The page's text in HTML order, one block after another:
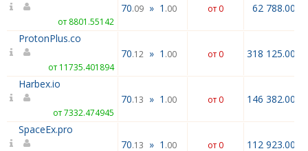
от 8801.55142
70.09 » 1 .00 от 0 62 788.00
ProtonPlus.co
от 11735.401894
70.12 » 1 .00 от 0 318 125.00
Harbex.io
от 7332.474945
70.13 » 1 .00 от 0 146 382.00
SpaceEx.pro
70.13 » 1 .00 от 0 112 923.00